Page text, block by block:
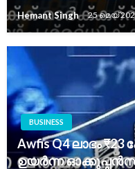
Hemant Singh 25 മെയ്‌
BUSINESS
Awfis Q4 ലാഭം ₹23
ഉയർന്ന